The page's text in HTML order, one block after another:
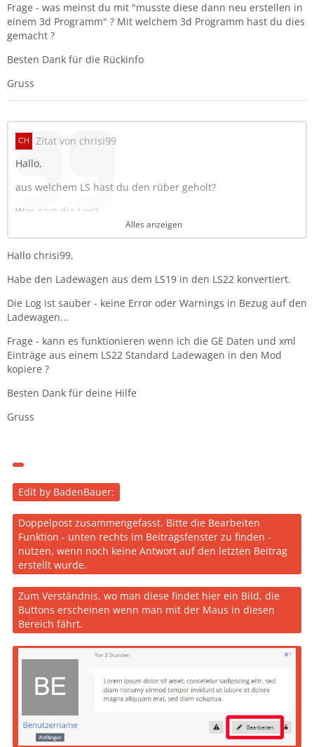
Frage - was meinst du mit "musste diese dann neu erstellen in
einem 3d Programm" ? Mit welchem 3d Programm hast du dies
gemacht ?
Besten Dank für die Rückinfo
Gruss
Zitat von chrisi99
Hallo,
aus welchem LS hast du den rüber geholt?
Was sagt die Log?
Am besten du vergleichst das "fillVolume" mit einem
Standard Ladewagen. Sowohl im GE als auch die XML-
Einträge.
Die Index Path von der XML zu deinem Ladewagen im GE
beachten ob die zusammen passen .
Mfg
Alles anzeigen
Hallo chrisi99,
Habe den Ladewagen aus dem LS19 in den LS22 konvertiert.
Die Log ist sauber - keine Error oder Warnings in Bezug auf den
Ladewagen...
Frage - kann es funktionieren wenn ich die GE Daten und xml
Einträge aus einem LS22 Standard Ladewagen in den Mod
kopiere ?
Besten Dank für deine Hilfe
Gruss
Edit by BadenBauer:
Doppelpost zusammengefasst. Bitte die Bearbeiten
Funktion - unten rechts im Beitragsfenster zu finden -
nutzen, wenn noch keine Antwort auf den letzten Beitrag
erstellt wurde.
Zum Verständnis, wo man diese findet hier ein Bild, die
Buttons erscheinen wenn man mit der Maus in diesen
Bereich fährt.